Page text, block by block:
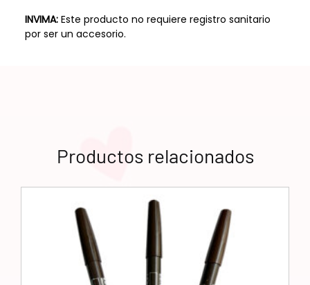
INVIMA:Este producto no requiere registro sanitario
por ser un accesorio.
Productos relacionados